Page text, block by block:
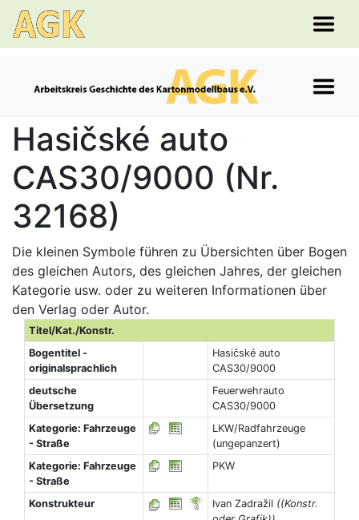
Hasičské auto
CAS30/9000 (Nr.
32168)
Die kleinen Symbole führen zu Übersichten über Bogen
des gleichen Autors, des gleichen Jahres, der gleichen
Kategorie usw. oder zu weiteren Informationen über
den Verlag oder Autor.
Titel/Kat./Konstr.
Bogentitel -
originalsprachlich
Hasičské auto
CAS30/9000
deutsche
Übersetzung
Feuerwehrauto
CAS30/9000
Kategorie: Fahrzeuge
- Straße
LKW/Radfahrzeuge
(ungepanzert)
Kategorie: Fahrzeuge
- Straße
PKW
Konstrukteur Ivan Zadražil ((Konstr.